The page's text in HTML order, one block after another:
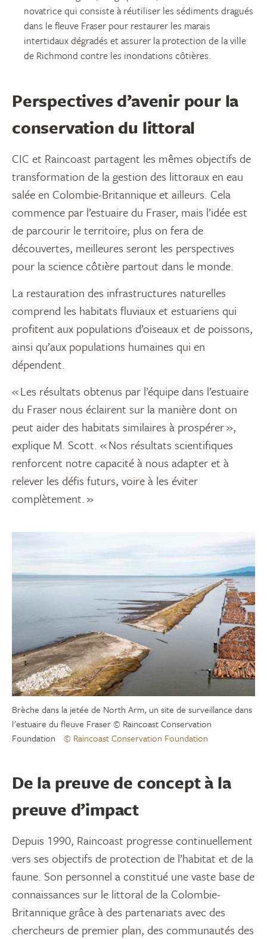
novatrice qui consiste à réutiliser les sédiments dragués
dans le fleuve Fraser pour restaurer les marais
intertidaux dégradés et assurer la protection de la ville
de Richmond contre les inondations côtières.
Perspectives d’avenir pour la
conservation du littoral
CIC et Raincoast partagent les mêmes objectifs de
transformation de la gestion des littoraux en eau
salée en Colombie-Britannique et ailleurs. Cela
commence par l’estuaire du Fraser, mais l’idée est
de parcourir le territoire; plus on fera de
découvertes, meilleures seront les perspectives
pour la science côtière partout dans le monde.
La restauration des infrastructures naturelles
comprend les habitats fluviaux et estuariens qui
profitent aux populations d’oiseaux et de poissons,
ainsi qu’aux populations humaines qui en
dépendent.
« Les résultats obtenus par l’équipe dans l’estuaire
du Fraser nous éclairent sur la manière dont on
peut aider des habitats similaires à prospérer »,
explique M. Scott. « Nos résultats scientifiques
renforcent notre capacité à nous adapter et à
relever les défis futurs, voire à les éviter
complètement. »
Brèche dans la jetée de North Arm, un site de surveillance dans
l'estuaire du fleuve Fraser © Raincoast Conservation
Foundation
© Raincoast Conservation Foundation
De la preuve de concept à la
preuve d’impact
Depuis 1990, Raincoast progresse continuellement
vers ses objectifs de protection de l’habitat et de la
faune. Son personnel a constitué une vaste base de
connaissances sur le littoral de la Colombie-
Britannique grâce à des partenariats avec des
chercheurs de premier plan, des communautés des